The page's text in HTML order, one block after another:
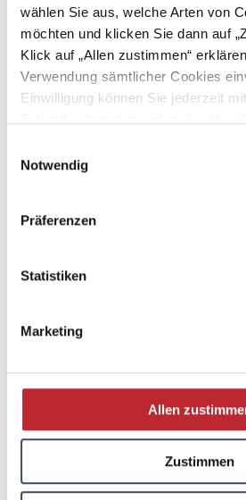
wählen Sie aus, welche Arten von
möchten und klicken Sie dann auf
Klick auf „Allen zustimmen“
Verwendung sämtlicher Cookies
Einwilligung können Sie jederzeit
https://www.unternehmen-fuer-
Notwendig
Präferenzen
Statistiken
Marketing
Allen
Zustimmen
Eigene
Landing-Area
ihre Beschäftigten
der lokalen demografischen
Menschen eine Möglichkeit
ihnen zu kommen und sich bei
Firmenwohnungen dienen als